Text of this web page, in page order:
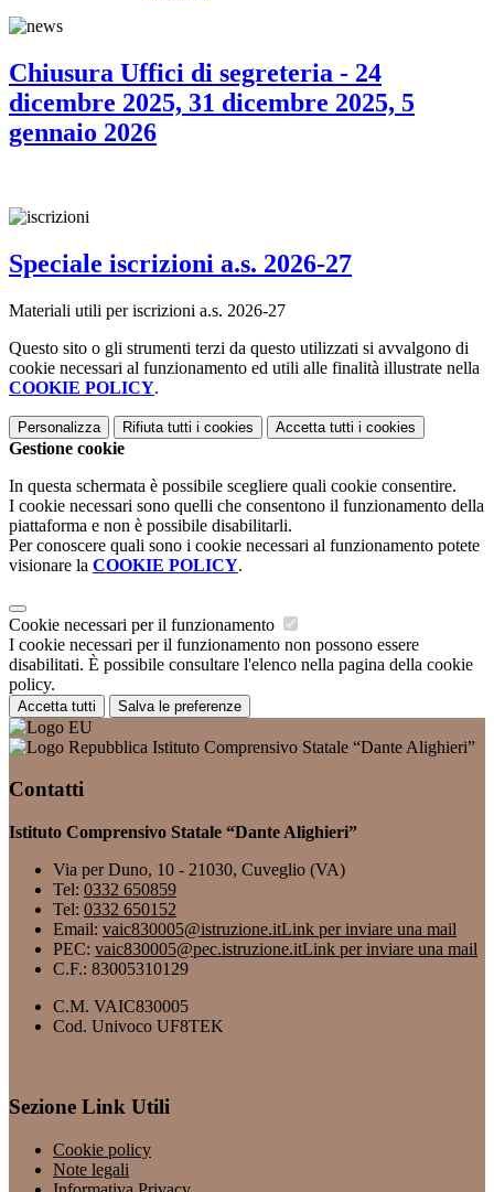
Chiusura Uffici di segreteria - 24
dicembre 2025, 31 dicembre 2025, 5
gennaio 2026
Speciale iscrizioni a.s. 2026-27
Materiali utili per iscrizioni a.s. 2026-27
Questo sito o gli strumenti terzi da questo utilizzati si avvalgono di
cookie necessari al funzionamento ed utili alle finalità illustrate nella
COOKIE POLICY.
Personalizza Rifiuta tutti i cookies Accetta tutti i cookies
Gestione cookie
In questa schermata è possibile scegliere quali cookie consentire.
I cookie necessari sono quelli che consentono il funzionamento della
piattaforma e non è possibile disabilitarli.
Per conoscere quali sono i cookie necessari al funzionamento potete
visionare la COOKIE POLICY.
Cookie necessari per il funzionamento
I cookie necessari per il funzionamento non possono essere
disabilitati. È possibile consultare l'elenco nella pagina della cookie
policy.
Accetta tutti Salva le preferenze
Istituto Comprensivo Statale “Dante Alighieri”
Contatti
Istituto Comprensivo Statale “Dante Alighieri”
Via per Duno, 10 - 21030, Cuveglio (VA)
Tel: 0332 650859
Tel: 0332 650152
Email: vaic830005@istruzione.itLink per inviare una mail
PEC: vaic830005@pec.istruzione.itLink per inviare una mail
C.F.: 83005310129
C.M. VAIC830005
Cod. Univoco UF8TEK
Sezione Link Utili
Cookie policy
Note legali